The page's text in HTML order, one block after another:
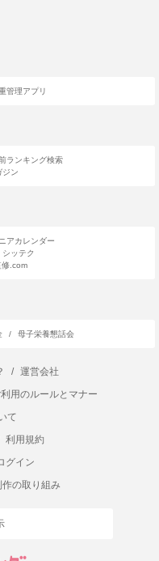
管理アプリ
ランキング検索
ジン
アカレンダー
シッテク
修.com
/ 母子栄養懇話会
/
運営会社
用のルールとマナー
て
利用規約
グイン
の取り組み